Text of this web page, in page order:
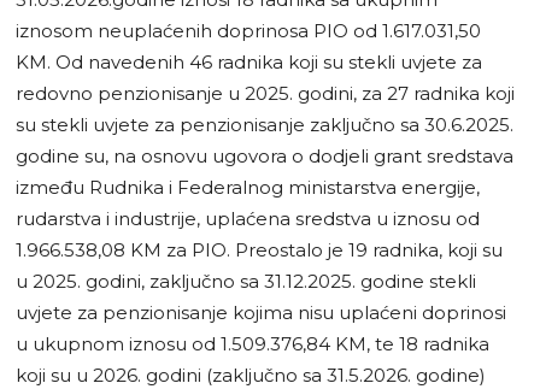
iznosom neuplaćenih doprinosa PIO od 1.617.031,50
KМ. Od navedenih 46 radnika koji su stekli uvjete za
redovno penzionisanje u 2025. godini, za 27 radnika koji
su stekli uvjete za penzionisanje zaključno sa 30.6.2025.
godine su, na osnovu ugovora o dodjeli grant sredstava
između Rudnika i Federalnog ministarstva energije,
rudarstva i industrije, uplaćena sredstva u iznosu od
1.966.538,08 KM za PIO. Preostalo je 19 radnika, koji su
u 2025. godini, zaključno sa 31.12.2025. godine stekli
uvjete za penzionisanje kojima nisu uplaćeni doprinosi
u ukupnom iznosu od 1.509.376,84 KM, te 18 radnika
koji su u 2026. godini (zaključno sa 31.5.2026. godine)